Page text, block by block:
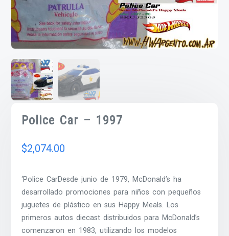
Police Car – 1997
$2,074.00
‘Police CarDesde junio de 1979, McDonald’s ha
desarrollado promociones para niños con pequeños
juguetes de plástico en sus Happy Meals. Los
primeros autos diecast distribuidos para McDonald’s
comenzaron en 1983, utilizando los modelos